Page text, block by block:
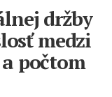
držby
medzi
počtom